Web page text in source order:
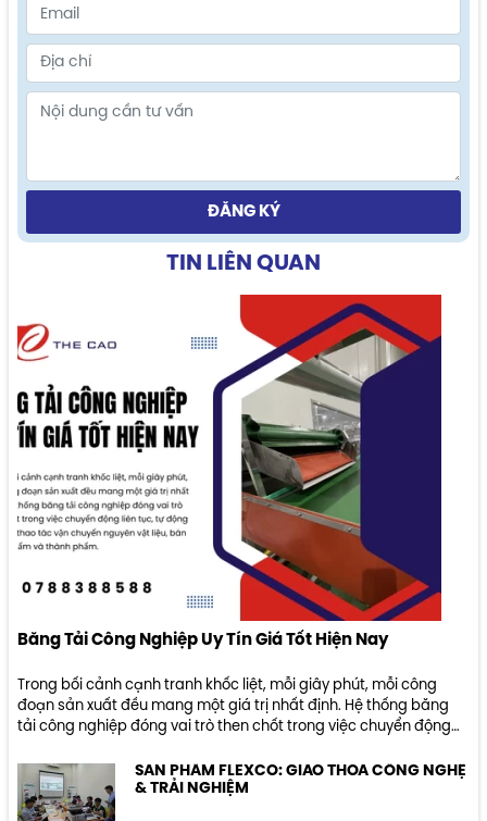
ĐĂNG KÝ
TIN LIÊN QUAN
Băng Tải Công Nghiệp Uy Tín Giá Tốt Hiện Nay
Trong bối cảnh cạnh tranh khốc liệt, mỗi giây phút, mỗi công
đoạn sản xuất đều mang một giá trị nhất định. Hệ thống băng
tải công nghiệp đóng vai trò then chốt trong việc chuyển động
bán thành phẩm và thành phẩm.SẢN PHẨM FLEXCO: GIAO THOA CÔNG NGHỆ
& TRẢI NGHIỆM